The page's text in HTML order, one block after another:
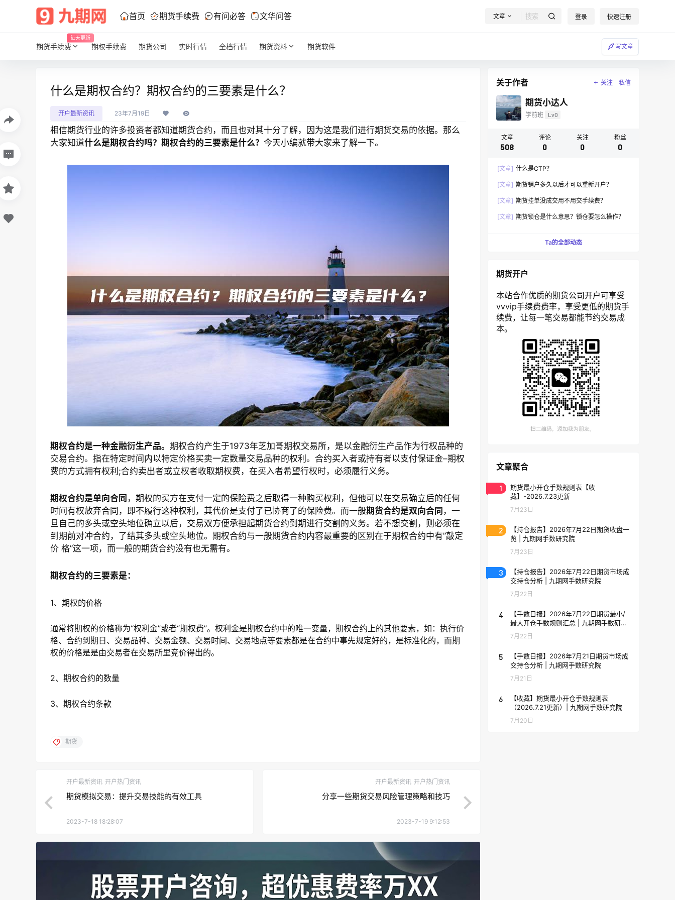
首页 期货手续费 有问必答 文华问答 文章 登录 快速注册
期货手续费
每天更新
期权手续费 期货公司 实时行情 全档行情 期货资料 期货软件 写文章
什么是期权合约？期权合约的三要素是什么？
开户最新资讯 23年7月19日
相信期货行业的许多投资者都知道期货合约，而且也对其十分了解，因为这是我们进行期货交易的依据。那么
大家知道什么是期权合约吗？期权合约的三要素是什么？ 今天小编就带大家来了解一下。
期权合约是一种金融衍生产品。 期权合约产生于1973年芝加哥期权交易所，是以金融衍生产品作为行权品种的
交易合约。指在特定时间内以特定价格买卖一定数量交易品种的权利。合约买入者或持有者以支付保证金–期权
费的方式拥有权利;合约卖出者或立权者收取期权费，在买入者希望行权时，必须履行义务。
期权合约是单向合同 ，期权的买方在支付一定的保险费之后取得一种购买权利，但他可以在交易确立后的任何
时间有权放弃合同，即不履行这种权利，其代价是支付了已协商了的保险费。而一般期货合约是双向合同 ，一
旦自己的多头或空头地位确立以后，交易双方便承担起期货合约到期进行交割的义务。若不想交割，则必须在
到期前对冲合约，了结其多头或空头地位。期权合约与一般期货合约内容最重要的区别在于期权合约中有”敲定
价 格”这一项，而一般的期货合约没有也无需有。
期权合约的三要素是：
1、期权的价格
通常将期权的价格称为“权利金”或者“期权费”。权利金是期权合约中的唯一变量，期权合约上的其他要素，如：执行价
格、合约到期日、交易品种、交易金额、交易时间、交易地点等要素都是在合约中事先规定好的，是标准化的，而期
权的价格是是由交易者在交易所里竞价得出的。
2、期权合约的数量
3、期权合约条款
期货
开户最新资讯 开户热门资讯
期货模拟交易：提升交易技能的有效工具
2023-7-18 18:28:07
开户最新资讯 开户热门资讯
分享一些期货交易风险管理策略和技巧
2023-7-19 9:12:53
关于作者 关注 私信
期货小达人
学前班 Lv0
文章
508
评论
0
关注
0
粉丝
0
[文章] 什么是CTP？
[文章] 期货销户多久以后才可以重新开户？
[文章] 期货挂单没成交用不用交手续费？
[文章] 期货锁仓是什么意思？锁仓要怎么操作？
Ta的全部动态
期货开户
本站合作优质的期货公司开户可享受
vvvip手续费费率，享受更低的期货手
续费，让每一笔交易都能节约交易成
本。
文章聚合
1
期货最小开仓手数规则表【收
藏】-2026.7.23更新
7月23日
2
【持仓报告】2026年7月22日期货收盘一
览 | 九期网手数研究院
7月23日
3
【持仓报告】2026年7月22日期货市场成
交持仓分析 | 九期网手数研究院
7月22日
4
【手数日报】2026年7月22日期货最小/
最大开仓手数规则汇总 | 九期网手数研究
院
7月22日
5
【手数日报】2026年7月21日期货市场成
交持仓分析 | 九期网手数研究院
7月21日
6
【收藏】期货最小开仓手数规则表
（2026.7.21更新）| 九期网手数研究院
7月20日